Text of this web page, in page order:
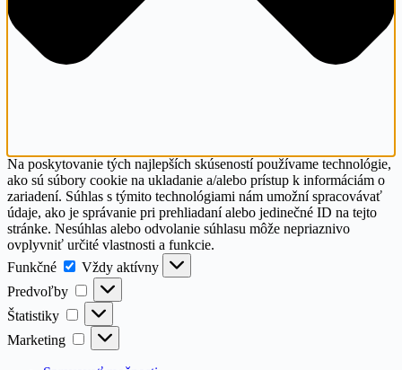
Na poskytovanie tých najlepších skúseností používame technológie,
ako sú súbory cookie na ukladanie a/alebo prístup k informáciám o
zariadení. Súhlas s týmito technológiami nám umožní spracovávať
údaje, ako je správanie pri prehliadaní alebo jedinečné ID na tejto
stránke. Nesúhlas alebo odvolanie súhlasu môže nepriaznivo
ovplyvniť určité vlastnosti a funkcie.
Funkčné
Funkčné
Vždy aktívny
Predvoľby
Predvoľby
Štatistiky Štatistiky
Marketing Marketing